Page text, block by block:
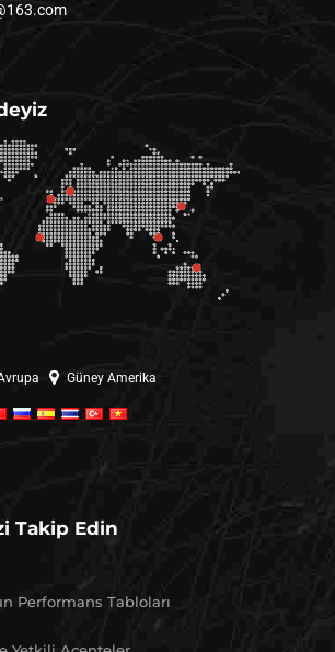
Güney Amerika
Takip Edin
Performans Tabloları